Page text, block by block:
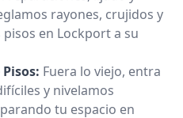
rayones, crujidos y
en Lockport a su
Fuera lo viejo, entra
y nivelamos
tu espacio en